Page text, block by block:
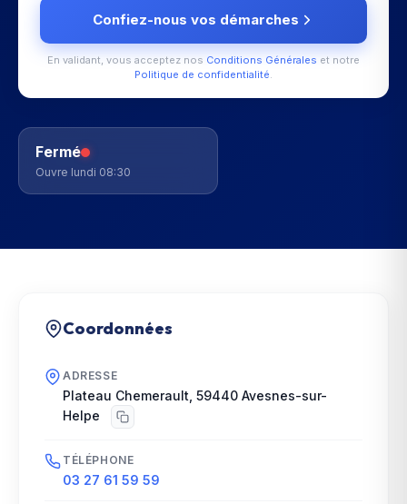
Confiez-nous vos démarches
En validant, vous acceptez nos Conditions Générales et notre
Politique de confidentialité.
Fermé
Ouvre lundi 08:30
Coordonnées
ADRESSE
Plateau Chemerault 59440 Avesnes-sur-
Helpe
TÉLÉPHONE
03 27 61 59 59